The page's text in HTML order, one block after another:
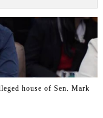
house of Sen. Mark